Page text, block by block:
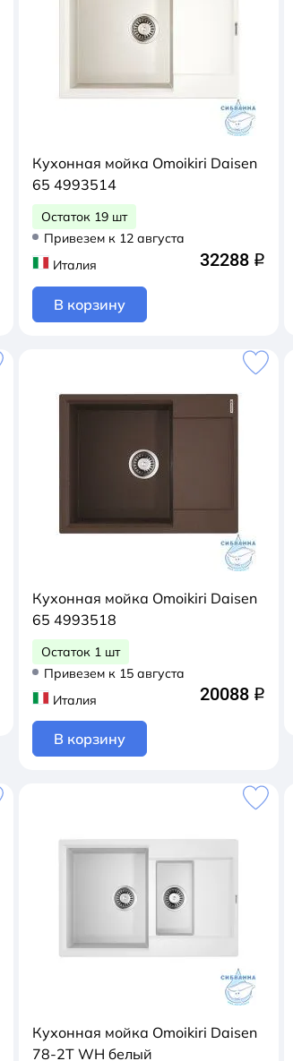
Кухонная мойка Omoikiri Daisen
65 4993514
Остаток 19 шт
Привезем к 12 августа
Италия
32288 q
В корзину
Кухонная мойка Omoikiri Daisen
65 4993518
Остаток 1 шт
Привезем к 15 августа
Италия
20088 q
В корзину
Кухонная мойка Omoikiri Daisen
78-2T WH белый